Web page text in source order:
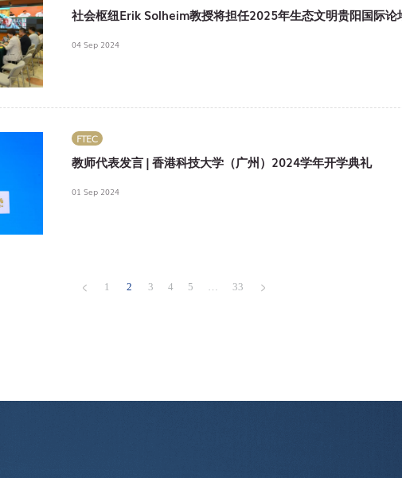
社会枢纽Erik Solheim教授将担任2025年生态文明贵阳国际论
04 Sep 2024
FTEC
教师代表发言 | 香港科技大学（广州）2024学年开学典礼
01 Sep 2024
1 2 3 4 5 … 33